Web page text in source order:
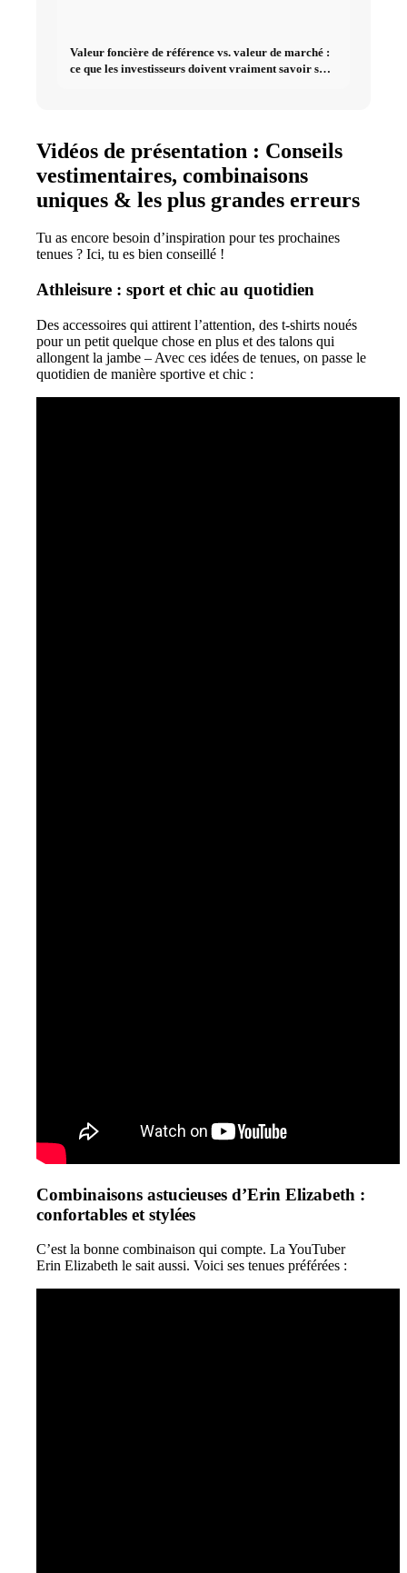
Valeur foncière de référence vs. valeur de marché :
ce que les investisseurs doivent vraiment savoir sur
Vidéos de présentation : Conseils
vestimentaires, combinaisons
uniques & les plus grandes erreurs
Tu as encore besoin d’inspiration pour tes prochaines
tenues ? Ici, tu es bien conseillé !
Athleisure : sport et chic au quotidien
Des accessoires qui attirent l’attention, des t-shirts noués
pour un petit quelque chose en plus et des talons qui
allongent la jambe – Avec ces idées de tenues, on passe le
quotidien de manière sportive et chic :
Combinaisons astucieuses d’Erin Elizabeth :
confortables et stylées
C’est la bonne combinaison qui compte. La YouTuber
Erin Elizabeth le sait aussi. Voici ses tenues préférées :